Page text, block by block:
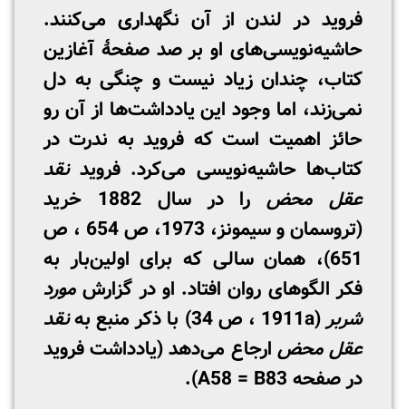
فروید در لندن از آن نگهداری می‌کنند.
حاشیه‌نویسی‌های او بر صد صفحۀ آغازین
کتاب، چندان زیاد نیست و چنگی به دل
نمی‌زند، اما وجود این یادداشت‌ها از آن رو
حائز اهمیت است که فروید به ندرت در
کتاب‌ها‌ حاشیه‌نویسی می‌کرد. فرویدنقد
عقل محض
را در سال 1882 خرید
(تروسمان و سیمونز، 1973، ص 654 ، ص
651)، همان سالی که برای اولین‌بار به
فکر الگوهای روان افتاد. او در گزارش مورد
شربر(1911a ، ص 34) با ذکر منبع به
نقد
عقل محض ارجاع می‌دهد (یادداشت فروید
در صفحه A58 = B83).